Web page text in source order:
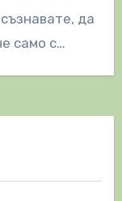
да
само с